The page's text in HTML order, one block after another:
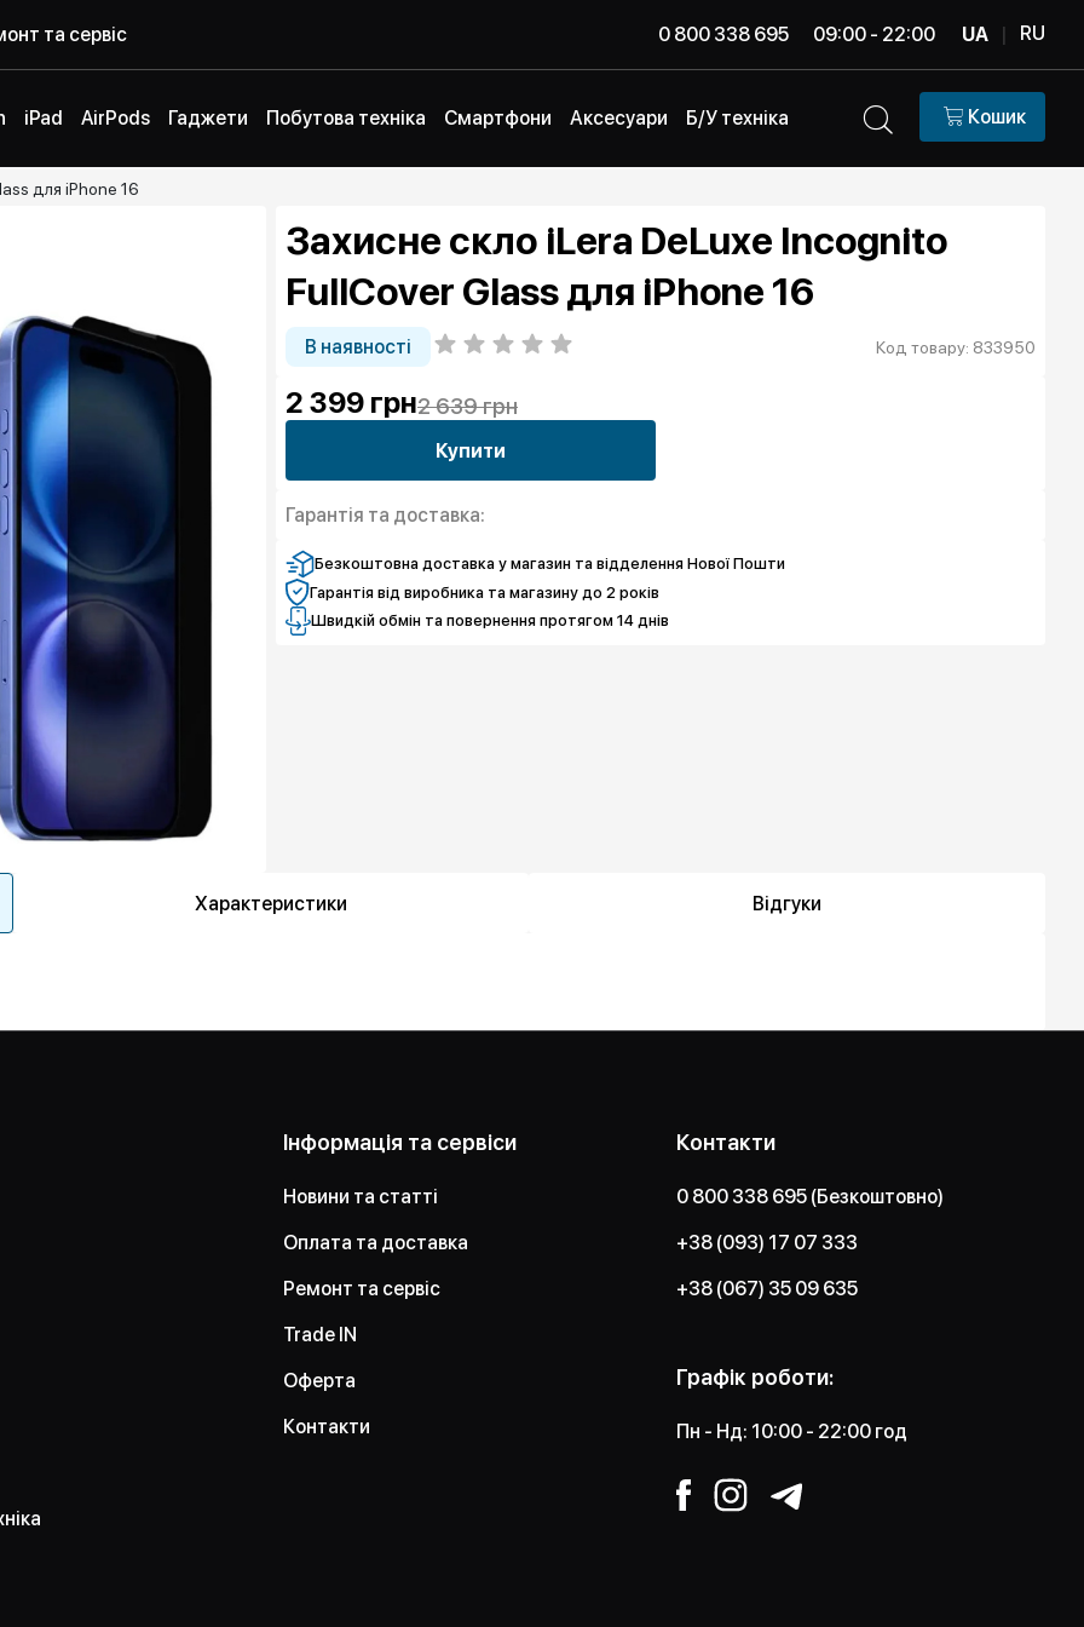
та сервіс 0 800 338 695 09:00 - 22:00 UA | RU
iPad AirPods Гаджети Побутова техніка Смартфони Аксесуари Б/У техніка Кошик
для iPhone 16
Захисне скло iLera DeLuxe Incognito
FullCover Glass для iPhone 16
В наявності Код товару: 833950
2 399 грн2 639 грн
Купити
Гарантія та доставка:
Безкоштовна доставка у магазин та відделення Нової Пошти
Гарантія від виробника та магазину до 2 років
Швидкій обмін та повернення протягом 14 днів
Характеристики Відгуки
Інформація та сервіси
Новини та статті
Оплата та доставка
Ремонт та сервіс
Trade IN
Оферта
Контакти
Контакти
0 800 338 695 (Безкоштовно)
+38 (093) 17 07 333
+38 (067) 35 09 635
Графік роботи:
Пн - Нд: 10:00 - 22:00 год